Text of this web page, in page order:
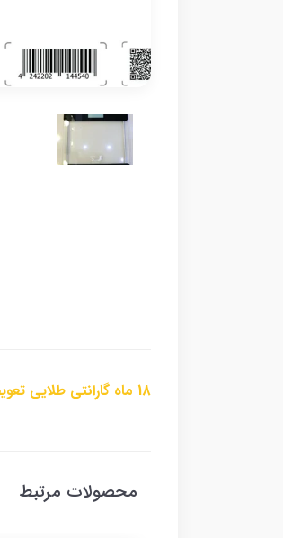
18 ماه گارانتی طلایی تعویض
محصولات مرتبط